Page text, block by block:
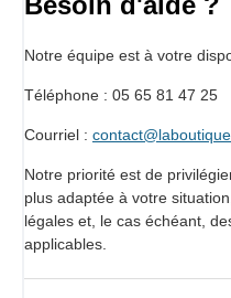
Notre équipe est à votre
Téléphone : 05 65 81 47 25
Courriel :
Notre priorité est de
plus adaptée à votre
légales et, le cas échéant,
applicables.